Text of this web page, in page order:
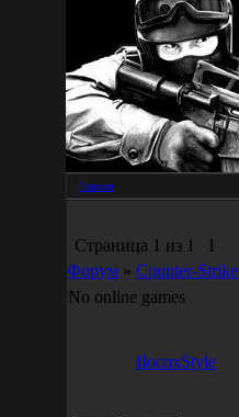
Главная
Страница 1 из 1
1
Форум » Counter-Strike
No online games
IIocoxStyle